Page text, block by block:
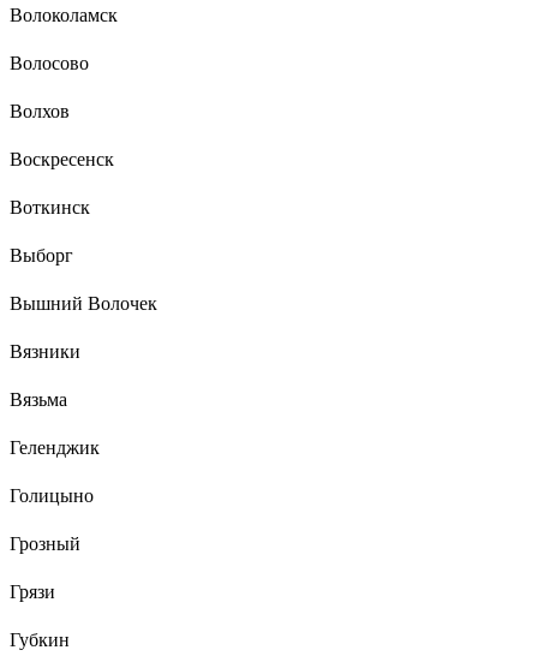
Волоколамск
Волосово
Волхов
Воскресенск
Воткинск
Выборг
Вышний Волочек
Вязники
Вязьма
Геленджик
Голицыно
Грозный
Грязи
Губкин